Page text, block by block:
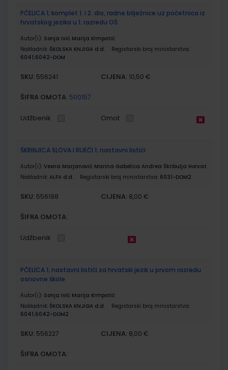
PČELICA 1; komplet 1. i 2. dio, radne bilježnice uz početnica iz
hrvatskog jezika u 1. razredu OŠ
Autor(i): Sonja Ivić Marija Krmpotić
Nakladnik: ŠKOLSKA KNJIGA d.d.
Registarski broj ministarstva:
6041;6042-DOM
SKU: 556241 CIJENA: 10,50 €
ŠIFRA OMOTA: 500157
Udžbenik Omot
ŠKRINJICA SLOVA I RIJEČI 1; nastavni listići
Autor(i): Vesna Marjanović Marina Gabelica Andrea Škribulja Horvat
Nakladnik: ALFA d.d. Registarski broj ministarstva: 6031-DOM2
SKU: 556198 CIJENA: 8,00 €
ŠIFRA OMOTA:
Udžbenik
PČELICA 1; nastavni listići za hrvatski jezik u prvom razredu
osnovne škole
Autor(i): Sonja Ivić Marija Krmpotić
Nakladnik: ŠKOLSKA KNJIGA d.d.
Registarski broj ministarstva:
6041;6042-DOM2
SKU: 556227 CIJENA: 8,00 €
ŠIFRA OMOTA: